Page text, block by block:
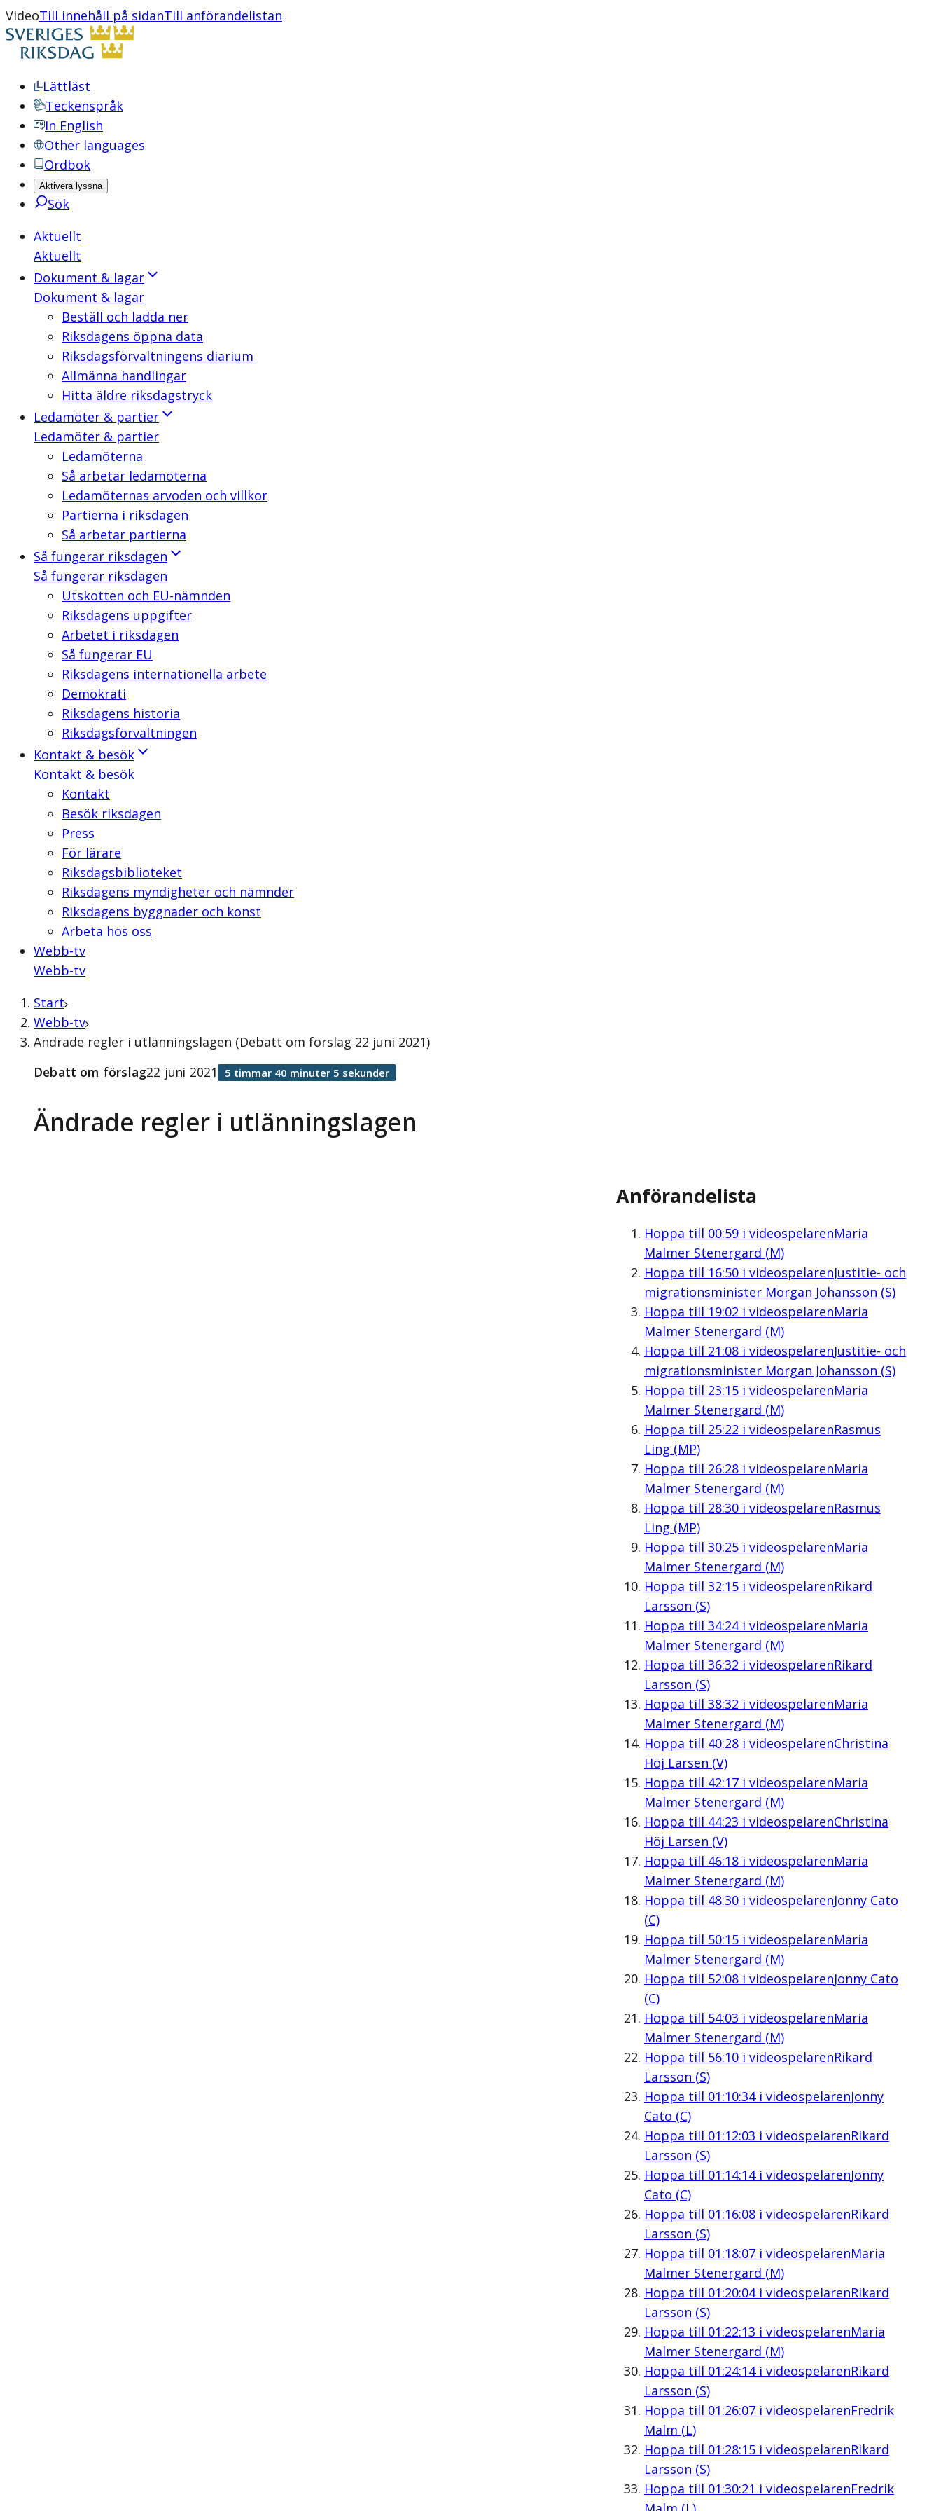
VideoTill innehåll på sidanTill anförandelistan
Lättläst
Teckenspråk
In English
Other languages
Ordbok
Aktivera lyssna
Sök
Aktuellt
Aktuellt
Dokument & lagar
Dokument & lagar
Beställ och ladda ner
Riksdagens öppna data
Riksdagsförvaltningens diarium
Allmänna handlingar
Hitta äldre riksdagstryck
Ledamöter & partier
Ledamöter & partier
Ledamöterna
Så arbetar ledamöterna
Ledamöternas arvoden och villkor
Partierna i riksdagen
Så arbetar partierna
Så fungerar riksdagen
Så fungerar riksdagen
Utskotten och EU-nämnden
Riksdagens uppgifter
Arbetet i riksdagen
Så fungerar EU
Riksdagens internationella arbete
Demokrati
Riksdagens historia
Riksdagsförvaltningen
Kontakt & besök
Kontakt & besök
Kontakt
Besök riksdagen
Press
För lärare
Riksdagsbiblioteket
Riksdagens myndigheter och nämnder
Riksdagens byggnader och konst
Arbeta hos oss
Webb-tv
Webb-tv
Start
Webb-tv
Ändrade regler i utlänningslagen (Debatt om förslag 22 juni 2021)
Ändrade regler i utlänningslagen
Debatt om förslag22 juni 2021 5 timmar 40 minuter 5 sekunder
Anförandelista
Hoppa till 00:59i videospelarenMaria
Malmer Stenergard (M)
Hoppa till 16:50i videospelarenJustitie- och
migrationsminister Morgan Johansson (S)
Hoppa till 19:02 i videospelarenMaria
Malmer Stenergard (M)
Hoppa till 21:08i videospelarenJustitie- och
migrationsminister Morgan Johansson (S)
Hoppa till 23:15i videospelarenMaria
Malmer Stenergard (M)
Hoppa till 25:22 i videospelarenRasmus
Ling (MP)
Hoppa till 26:28i videospelarenMaria
Malmer Stenergard (M)
Hoppa till 28:30i videospelarenRasmus
Ling (MP)
Hoppa till 30:25i videospelarenMaria
Malmer Stenergard (M)
Hoppa till 32:15i videospelarenRikard
Larsson (S)
Hoppa till 34:24i videospelarenMaria
Malmer Stenergard (M)
Hoppa till 36:32 i videospelarenRikard
Larsson (S)
Hoppa till 38:32 i videospelarenMaria
Malmer Stenergard (M)
Hoppa till 40:28i videospelarenChristina
Höj Larsen (V)
Hoppa till 42:17i videospelarenMaria
Malmer Stenergard (M)
Hoppa till 44:23 i videospelarenChristina
Höj Larsen (V)
Hoppa till 46:18i videospelarenMaria
Malmer Stenergard (M)
Hoppa till 48:30i videospelarenJonny Cato
(C)
Hoppa till 50:15i videospelarenMaria
Malmer Stenergard (M)
Hoppa till 52:08i videospelarenJonny Cato
(C)
Hoppa till 54:03 i videospelarenMaria
Malmer Stenergard (M)
Hoppa till 56:10i videospelarenRikard
Larsson (S)
Hoppa till 01:10:34i videospelarenJonny
Cato (C)
Hoppa till 01:12:03 i videospelarenRikard
Larsson (S)
Hoppa till 01:14:14i videospelarenJonny
Cato (C)
Hoppa till 01:16:08i videospelarenRikard
Larsson (S)
Hoppa till 01:18:07i videospelarenMaria
Malmer Stenergard (M)
Hoppa till 01:20:04i videospelarenRikard
Larsson (S)
Hoppa till 01:22:13 i videospelarenMaria
Malmer Stenergard (M)
Hoppa till 01:24:14i videospelarenRikard
Larsson (S)
Hoppa till 01:26:07i videospelarenFredrik
Malm (L)
Hoppa till 01:28:15i videospelarenRikard
Larsson (S)
Hoppa till 01:30:21 i videospelarenFredrik